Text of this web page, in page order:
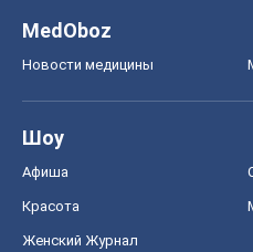
MedOboz
Новости медицины
Шоу
Афиша
Красота
Женский Журнал